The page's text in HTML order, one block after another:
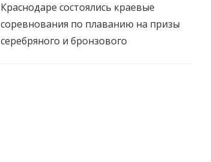
Краснодаре состоялись краевые
соревнования по плаванию на призы
серебряного и бронзового